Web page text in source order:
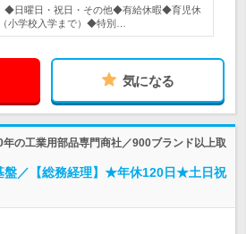
◆日曜日・祝日・その他◆有給休暇◆育児休
小学校入学まで）◆特別…
気になる
の工業用部品専門商社／900ブランド以上取
盤／【総務経理】★年休120日★土日祝